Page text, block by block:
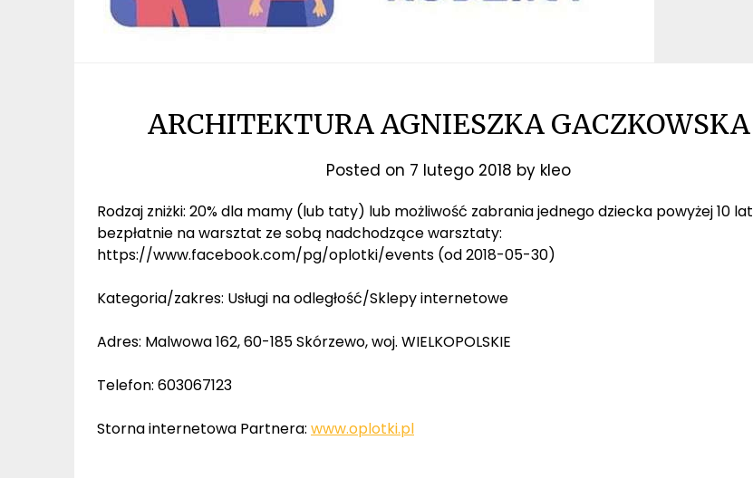
ARCHITEKTURA AGNIESZKA GACZKOWSKA
Posted on 7 lutego 2018 by kleo
Rodzaj zniżki: 20% dla mamy (lub taty) lub możliwość zabrania jednego dziecka powyżej 10 lat
bezpłatnie na warsztat ze sobą nadchodzące warsztaty:
https://www.facebook.com/pg/oplotki/events (od 2018-05-30)
Kategoria/zakres: Usługi na odległość/Sklepy internetowe
Adres: Malwowa 162, 60-185 Skórzewo, woj. WIELKOPOLSKIE
Telefon: 603067123
Storna internetowa Partnera: www.oplotki.pl